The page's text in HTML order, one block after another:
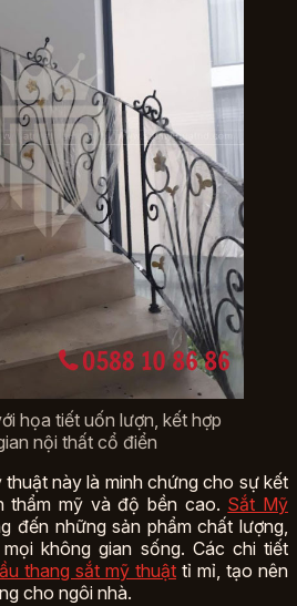
họa tiết uốn lượn, kết hợp
nội thất cổ điển
này là minh chứng cho sự kết
thẩm mỹ và độ bền cao. Sắt Mỹ
đến những sản phẩm chất lượng,
không gian sống. Các chi tiết
thang sắt mỹ thuật tỉ mỉ, tạo nên
cho ngôi nhà.